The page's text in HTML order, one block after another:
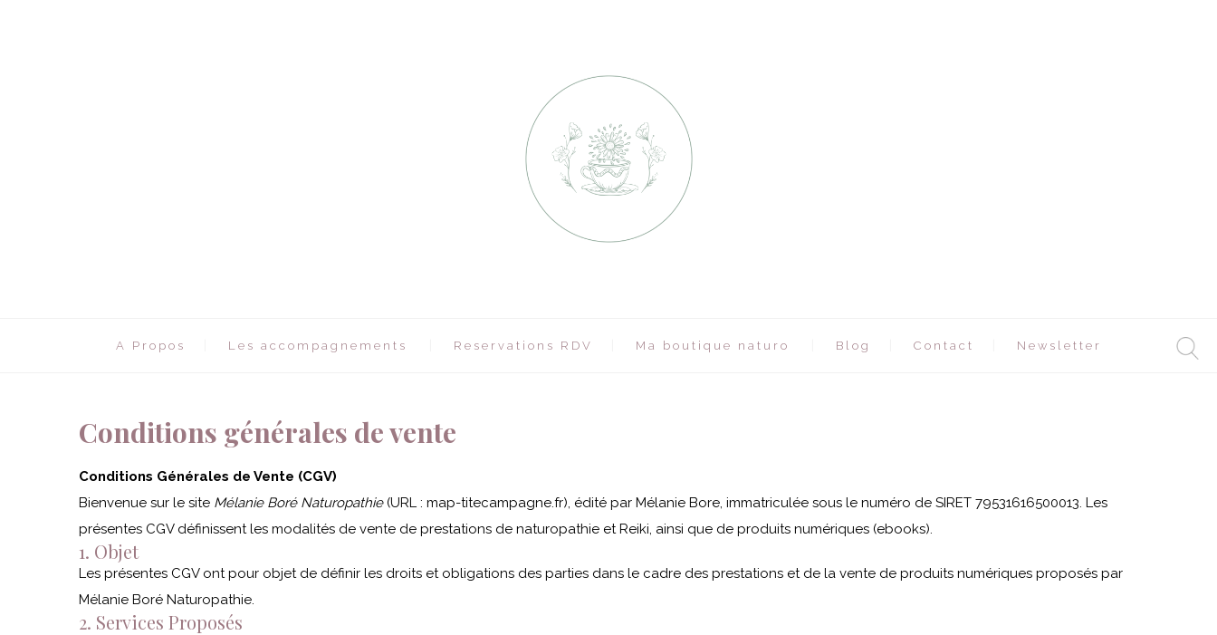
A Propos Les accompagnements Reservations RDV Ma boutique naturo Blog Contact Newsletter
Conditions générales de vente
Conditions Générales de Vente (CGV)
Bienvenue sur le site Mélanie Boré Naturopathie(URL : map-titecampagne.fr), édité par Mélanie Bore, immatriculée sous le numéro de SIRET 79531616500013. Les
présentes CGV définissent les modalités de vente de prestations de naturopathie et Reiki, ainsi que de produits numériques (ebooks).
1. Objet
Les présentes CGV ont pour objet de définir les droits et obligations des parties dans le cadre des prestations et de la vente de produits numériques proposés par
Mélanie Boré Naturopathie.
2. Services Proposés